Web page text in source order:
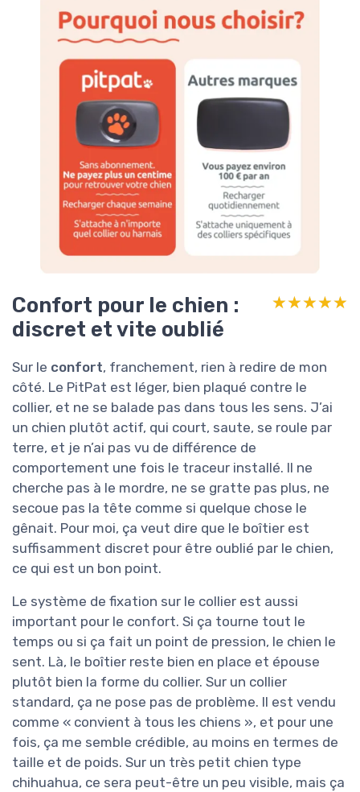
Confort pour le chien :
discret et vite oublié
★★★★★
★★★★★
Sur le confort, franchement, rien à redire de mon
côté. Le PitPat est léger, bien plaqué contre le
collier, et ne se balade pas dans tous les sens. J’ai
un chien plutôt actif, qui court, saute, se roule par
terre, et je n’ai pas vu de différence de
comportement une fois le traceur installé. Il ne
cherche pas à le mordre, ne se gratte pas plus, ne
secoue pas la tête comme si quelque chose le
gênait. Pour moi, ça veut dire que le boîtier est
suffisamment discret pour être oublié par le chien,
ce qui est un bon point.
Le système de fixation sur le collier est aussi
important pour le confort. Si ça tourne tout le
temps ou si ça fait un point de pression, le chien le
sent. Là, le boîtier reste bien en place et épouse
plutôt bien la forme du collier. Sur un collier
standard, ça ne pose pas de problème. Il est vendu
comme « convient à tous les chiens », et pour une
fois, ça me semble crédible, au moins en termes de
taille et de poids. Sur un très petit chien type
chihuahua, ce sera peut-être un peu visible, mais ça